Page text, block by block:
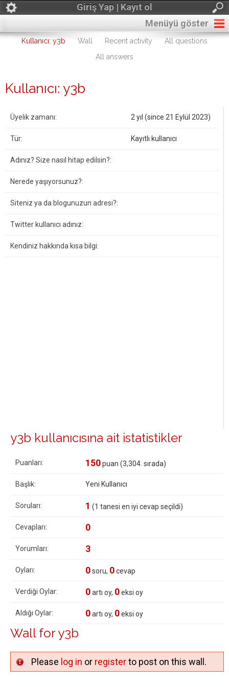
Giriş Yap | Kayıt ol
Menüyü göster
Kullanıcı: y3b Wall Recent activity
All questions
All answers
Kullanıcı: y3b
Üyelik zamanı: 2 yıl (since 21 Eylül 2023)
Tür: Kayıtlı kullanıcı
Adınız? Size nasıl hitap edilsin?:
Nerede yaşıyorsunuz?:
Siteniz ya da blogunuzun adresi?:
Twitter kullanıcı adınız:
Kendiniz hakkında kısa bilgi:
y3b kullanıcısına ait istatistikler
Puanları: 150puan (3,304 . sırada)
Başlık: Yeni Kullanıcı
Soruları: 1 (1 tanesi en iyi cevap seçildi)
Cevapları: 0
Yorumları: 3
Oyları: 0soru, 0cevap
Verdiği Oylar: 0artı oy, 0eksi oy
Aldığı Oylar: 0artı oy, 0eksi oy
Wall for y3b
Please log in or registerto post on this wall.